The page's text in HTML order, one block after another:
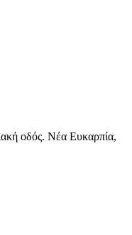
οδός. Νέα Ευκαρπία,